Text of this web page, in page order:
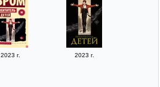
2023 г. 2023 г.